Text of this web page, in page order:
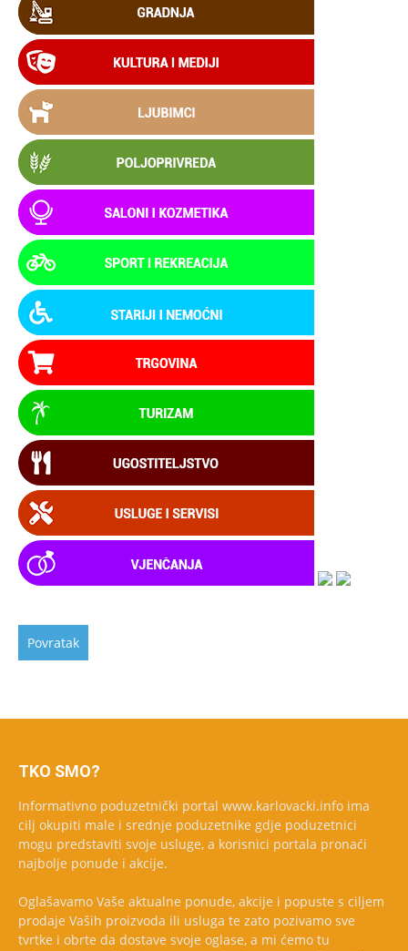
TKO SMO?
Informativno poduzetnički portal www.karlovacki.info ima
cilj okupiti male i srednje poduzetnike gdje poduzetnici
mogu predstaviti svoje usluge, a korisnici portala pronaći
najbolje ponude i akcije.
Oglašavamo Vaše aktualne ponude, akcije i popuste s ciljem
prodaje Vaših proizvoda ili usluga te zato pozivamo sve
tvrtke i obrte da dostave svoje oglase, a mi ćemo tu